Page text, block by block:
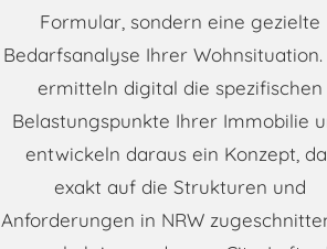
Formular, sondern eine gezielte
Bedarfsanalyse Ihrer
ermitteln digital die spezifischen
Belastungspunkte Ihrer Immobilie
entwickeln daraus ein Konzept,
exakt auf die Strukturen und
Anforderungen in NRW